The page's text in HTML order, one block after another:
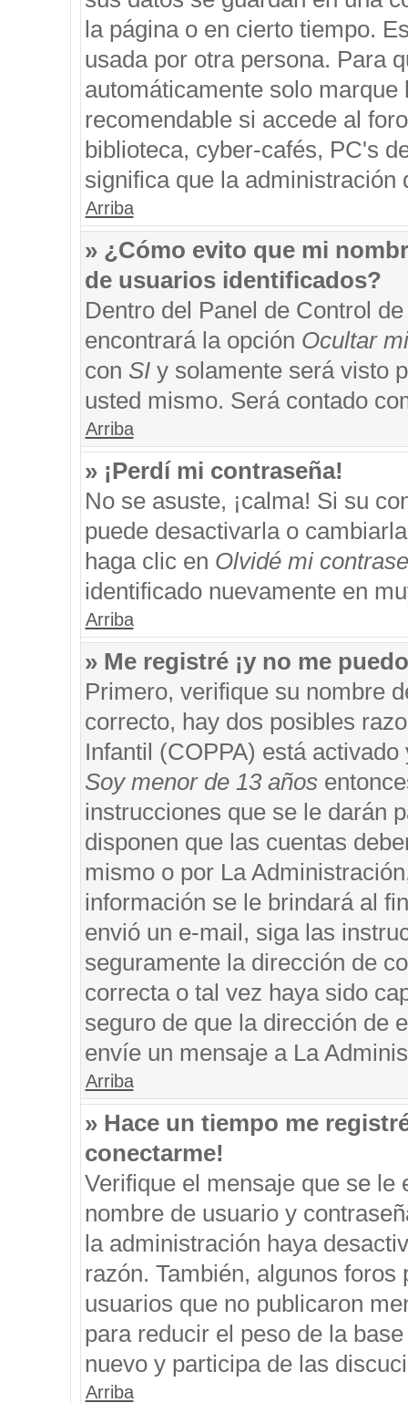
la página o en cierto tiempo.
usada por otra persona. Para
automáticamente solo
recomendable si accede al
biblioteca, cyber-cafés, PC's
significa que la administración
Arriba
» ¿Cómo evito que mi
de usuarios identificados?
Dentro del Panel de Control
encontrará la opción Ocultar
con SIy solamente será visto
usted mismo. Será contado
Arriba
» ¡Perdí mi contraseña!
No se asuste, ¡calma! Si su
puede desactivarla o
haga clic en Olvidé mi
identificado nuevamente en
Arriba
» Me registré ¡y no me
Primero, verifique su nombre
correcto, hay dos posibles
Infantil (COPPA) está
Soy menor de 13 años
instrucciones que se le darán
disponen que las cuentas
mismo o por La
información se le brindará al
envió un e-mail, siga las
seguramente la dirección de
correcta o tal vez haya sido
seguro de que la dirección de
envíe un mensaje a La
Arriba
» Hace un tiempo me
conectarme!
Verifique el mensaje que se
nombre de usuario y
la administración haya
razón. También, algunos
usuarios que no publicaron
para reducir el peso de la
nuevo y participa de las
Arriba